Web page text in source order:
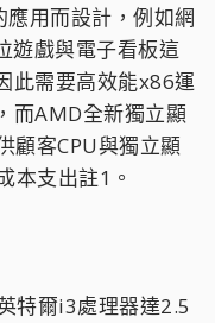
用而設計，例如網
遊戲與電子看板這
此需要高效能x86運
而AMD全新獨立顯
顧客CPU與獨立顯
本支出註1。
特爾i3處理器達2.5